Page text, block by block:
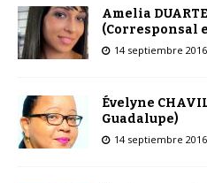
Amelia
(Corresponsal
14 septiembre 2016
Évelyne
Guadalupe)
14 septiembre 2016